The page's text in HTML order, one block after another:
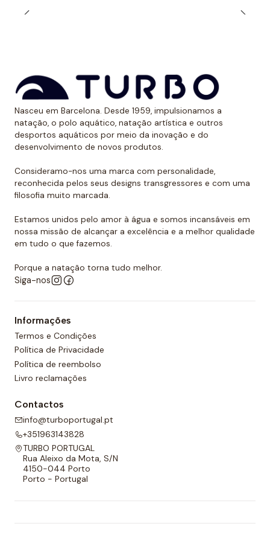
Características dos biquinis
femininos Turbo:
- Resistente ao cloro e à água salgada: os biquinis
femininos Turbo garantem grande durabilidade no
uso intensivo tanto em
água salgada quanto
piscina.
-Anti-pilling: Previne o frizz,os nossos fatos de
banho e biquinis são da melhor qualidade e evitam o
aparecimento de nós ou comprimidos, comuns em
produtos de menor qualidade.
-Perfect Fit:biquinis femininos que se encaixam
perfeitamente em todos os tipos de corpo. Os
tamanhos de S a 5XL estão disponíveis na maioria
dos nossos biquinis femininos.
Biquinis leves e de secagem muito rápida,
perfeitos para uso em qualquer estação.
conforto na hora de nadar.
Se você está procurando a melhor opção para o seu
novo biquini, por que não escolher uma marca que
garanta a melhor qualidade? Aproveite o mar ou a
piscina com nossa ampla seleção de biquinis, com uma
grande variedade de cores e estampados.
Nasceu em Barcelona. Desde 1959, impulsionamos a
natação, o polo aquático, natação artística e outros
desportos aquáticos por meio da inovação e do
desenvolvimento de novos produtos.
Consideramo-nos uma marca com personalidade,
reconhecida pelos seus designs transgressores e com uma
filosofia muito marcada.
Estamos unidos pelo amor à água e somos incansáveis em
nossa missão de alcançar a excelência e a melhor qualidade
em tudo o que fazemos.
Porque a natação torna tudo melhor.
Siga-nos
Informações
Termos e Condições
Política de Privacidade
Política de reembolso
Livro reclamações
Contactos
info@turboportugal.pt
+351963143828
TURBO PORTUGAL
Rua Aleixo da Mota, S/N
4150-044 Porto
Porto - Portugal